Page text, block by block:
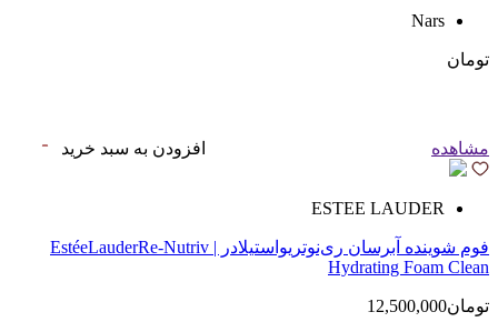
Nars
تومان
مشاهده افزودن به سبد خرید
ESTEE LAUDER
فوم شوینده آبرسان ری‌نوتریواستیلادر | EstéeLauderRe-Nutriv
Hydrating Foam Clean
تومان12,500,000